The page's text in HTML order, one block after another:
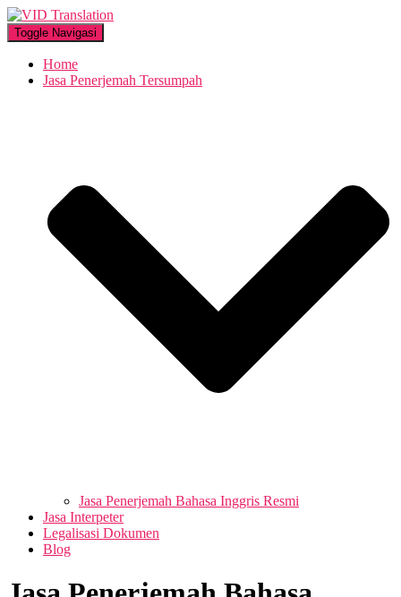
Toggle Navigasi
Home
Jasa Penerjemah Tersumpah
Jasa Penerjemah Bahasa Inggris Resmi
Jasa Interpeter
Legalisasi Dokumen
Blog